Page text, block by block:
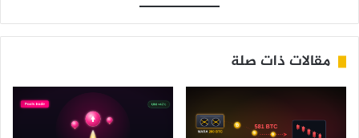
مقالات ذات صلة